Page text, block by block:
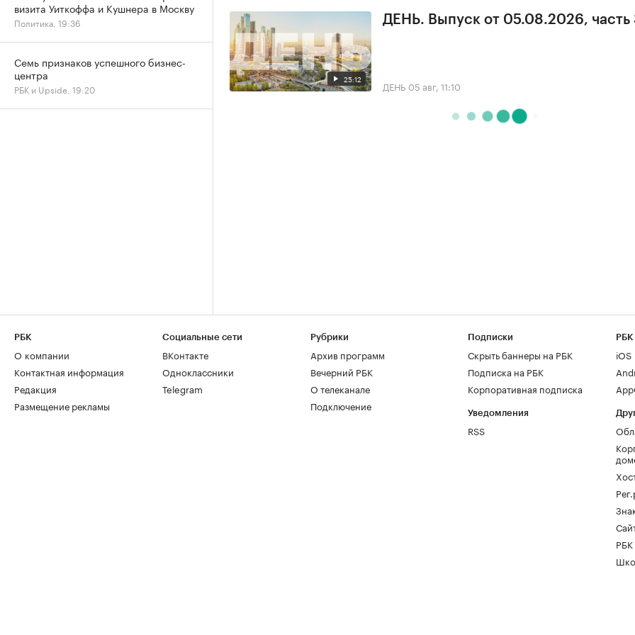
25:12
ДЕНЬ. Выпуск от 05.08.2026, часть
ДЕНЬ 05 авг, 11:10
визита Уиткоффа и Кушнера в Москву
Политика, 19:36
Семь признаков успешного бизнес-
центра
РБК и Upside, 19:20
РБК
О компании
Контактная информация
Редакция
Размещение рекламы
Социальные сети
ВКонтакте
Одноклассники
Telegram
Рубрики
Архив программ
Вечерний РБК
О телеканале
Подключение
Подписки
Скрыть баннеры на РБК
Подписка на РБК
Корпоративная подписка
Уведомления
RSS
РБК
iOS